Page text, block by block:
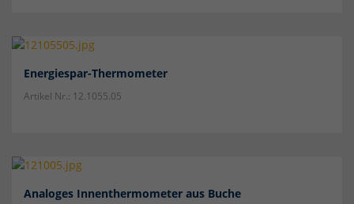
Energiespar-Thermometer
Artikel Nr.: 12.1055.05
Analoges Innenthermometer aus Buche